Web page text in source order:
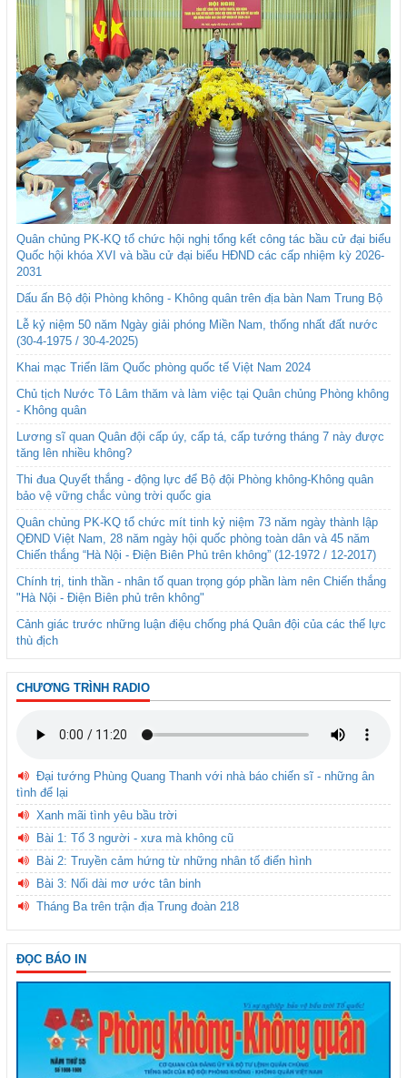
Quân chủng PK-KQ tổ chức hội nghị tổng kết công tác bầu cử đại biểu
Quốc hội khóa XVI và bầu cử đại biểu HĐND các cấp nhiệm kỳ 2026-
2031
Dấu ấn Bộ đội Phòng không - Không quân trên địa bàn Nam Trung Bộ
Lễ kỷ niệm 50 năm Ngày giải phóng Miền Nam, thống nhất đất nước
(30-4-1975 / 30-4-2025)
Khai mạc Triển lãm Quốc phòng quốc tế Việt Nam 2024
Chủ tịch Nước Tô Lâm thăm và làm việc tại Quân chủng Phòng không
- Không quân
Lương sĩ quan Quân đội cấp úy, cấp tá, cấp tướng tháng 7 này được
tăng lên nhiều không?
Thi đua Quyết thắng - động lực để Bộ đội Phòng không-Không quân
bảo vệ vững chắc vùng trời quốc gia
Quân chủng PK-KQ tổ chức mít tinh kỷ niệm 73 năm ngày thành lập
QĐND Việt Nam, 28 năm ngày hội quốc phòng toàn dân và 45 năm
Chiến thắng “Hà Nội - Điện Biên Phủ trên không” (12-1972 / 12-2017)
Chính trị, tinh thần - nhân tố quan trọng góp phần làm nên Chiến thắng
"Hà Nội - Điện Biên phủ trên không"
Cảnh giác trước những luận điệu chống phá Quân đội của các thế lực
thù địch
CHƯƠNG TRÌNH RADIO
Đại tướng Phùng Quang Thanh với nhà báo chiến sĩ - những ân
tình để lại
Xanh mãi tình yêu bầu trời
Bài 1: Tổ 3 người - xưa mà không cũ
Bài 2: Truyền cảm hứng từ những nhân tố điển hình
Bài 3: Nối dài mơ ước tân binh
Tháng Ba trên trận địa Trung đoàn 218
ĐỌC BÁO IN